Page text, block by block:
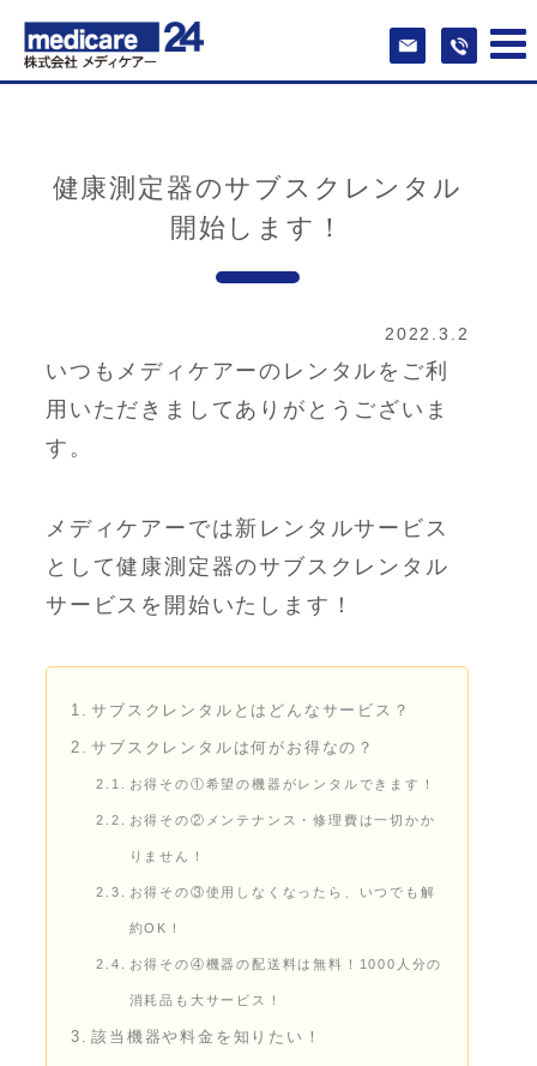
健康測定器のサブスクレンタル
開始します！
2022.3.2
いつもメディケアーのレンタルをご利
用いただきましてありがとうございま
す。
メディケアーでは新レンタルサービス
として健康測定器のサブスクレンタル
サービスを開始いたします！
サブスクレンタルとはどんなサービス？
サブスクレンタルは何がお得なの？
お得その①希望の機器がレンタルできます！
お得その②メンテナンス・修理費は一切かか
りません！
お得その③使用しなくなったら、いつでも解
約OK！
お得その④機器の配送料は無料！1000人分の
消耗品も大サービス！
該当機器や料金を知りたい！